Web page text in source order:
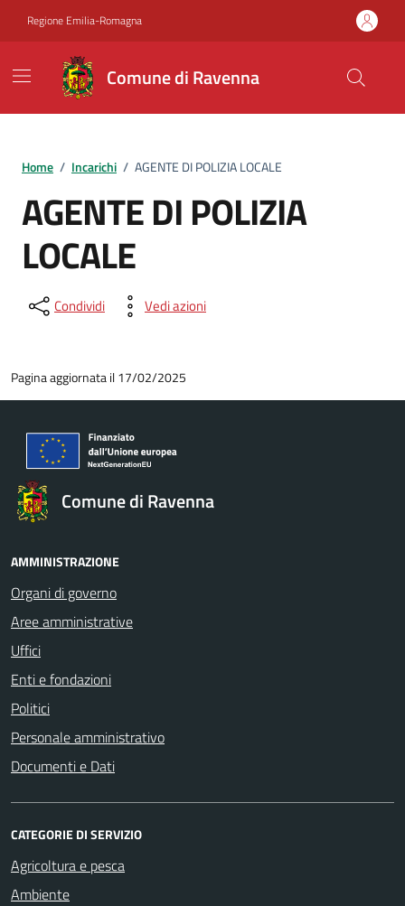
Regione Emilia-Romagna
Comune di Ravenna
Home / Incarichi / AGENTE DI POLIZIA LOCALE
AGENTE DI POLIZIA
LOCALE
Condividi Vedi azioni
Pagina aggiornata il 17/02/2025
Comune di Ravenna
AMMINISTRAZIONE
Organi di governo
Aree amministrative
Uffici
Enti e fondazioni
Politici
Personale amministrativo
Documenti e Dati
CATEGORIE DI SERVIZIO
Agricoltura e pesca
Ambiente